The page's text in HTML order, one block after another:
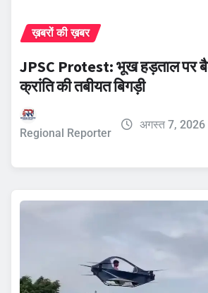
ख़बरों की ख़बर
JPSC Protest: भूख हड़ताल पर
क्रांति की तबीयत बिगड़ी
Regional Reporter
अगस्त 7, 2026